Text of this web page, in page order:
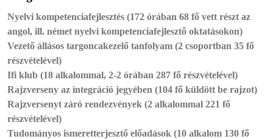
Nyelvi kompetenciafejlesztés (172 órában 68 fő vett részt az
angol, ill. német nyelvi kompetenciafejlesztő oktatásokon)
Vezető állásos targoncakezelő tanfolyam (2 csoportban 35 fő
részvételével)
Ifi klub (18 alkalommal, 2-2 órában 287 fő részvételével)
Rajzverseny az integráció jegyében (104 fő küldött be rajzot)
Rajzversenyt záró rendezvények (2 alkalommal 221 fő
részvételével)
Tudományos ismeretterjesztő előadások (10 alkalom 130 fő